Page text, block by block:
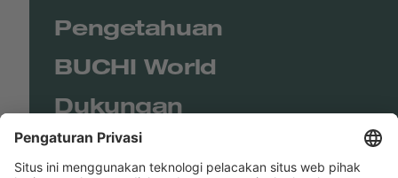
Pengetahuan
BUCHI World
Dukungan
Shop